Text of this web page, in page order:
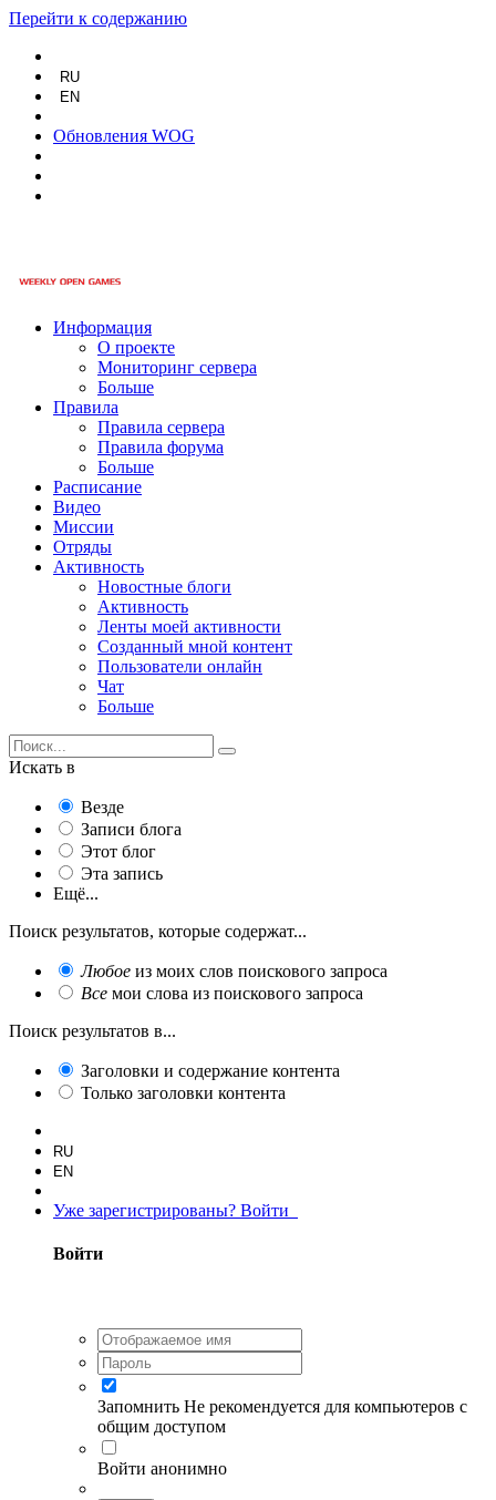
Перейти к содержанию
RU
EN
Обновления WOG
Информация
О проекте
Мониторинг сервера
Больше
Правила
Правила сервера
Правила форума
Больше
Расписание
Видео
Миссии
Отряды
Активность
Новостные блоги
Активность
Ленты моей активности
Созданный мной контент
Пользователи онлайн
Чат
Больше
Искать в
Везде
Записи блога
Этот блог
Эта запись
Ещё...
Поиск результатов, которые содержат...
Любое из моих слов поискового запроса
Все мои слова из поискового запроса
Поиск результатов в...
Заголовки и содержание контента
Только заголовки контента
RU
EN
Уже зарегистрированы? Войти
Войти
Запомнить Не рекомендуется для компьютеров с
общим доступом
Войти анонимно